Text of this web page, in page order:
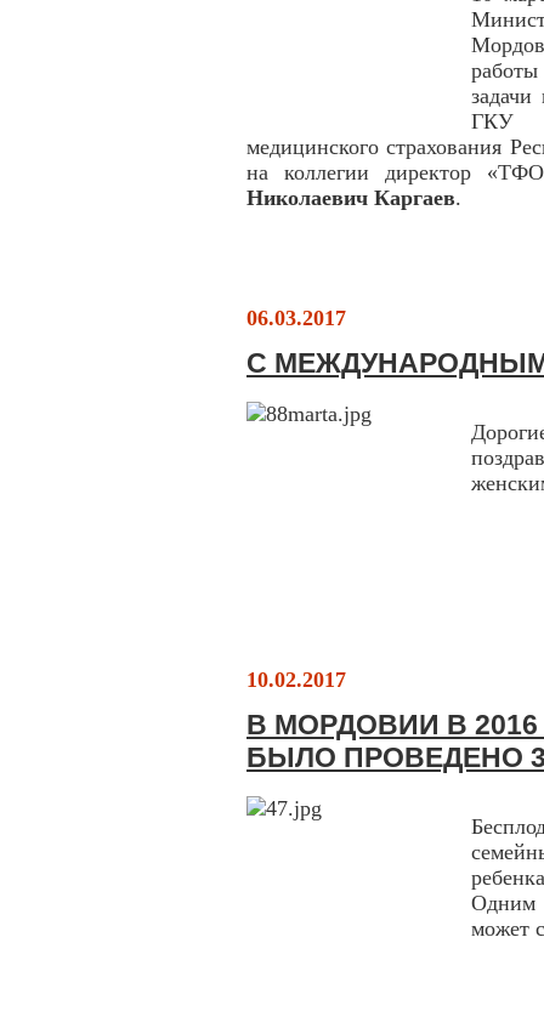
ГКУ
медицинского страхования
на коллегии директор
Николаевич Каргаев.
06.03.2017
С
10.02.2017
В МОРДОВИИ В
БЫЛО ПРОВЕДЕНО
Одним
может